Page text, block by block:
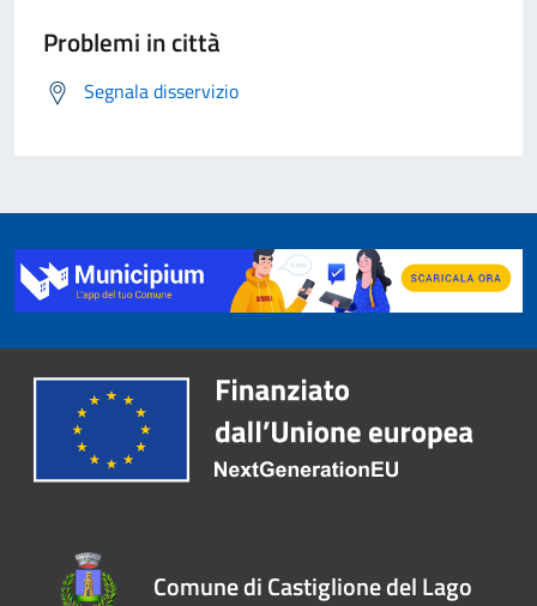
Problemi in città
Segnala disservizio
Comune di Castiglione del Lago